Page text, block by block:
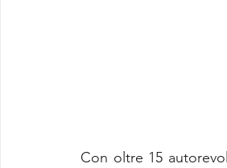
Con oltre 15